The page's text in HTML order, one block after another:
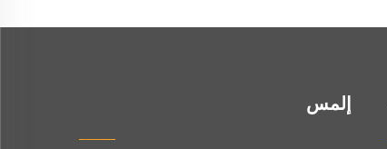
إلمس